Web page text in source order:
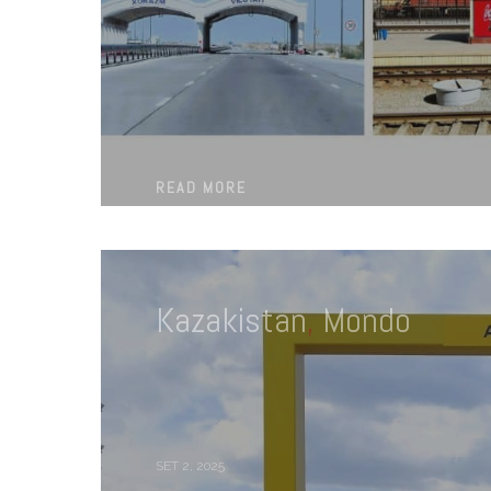
READ MORE
Kazakistan,Mondo
SET 2, 2025